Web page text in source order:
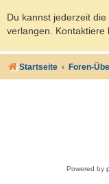
Du kannst jederzeit
verlangen. Kontaktiere
Startseite Foren-
Powered by